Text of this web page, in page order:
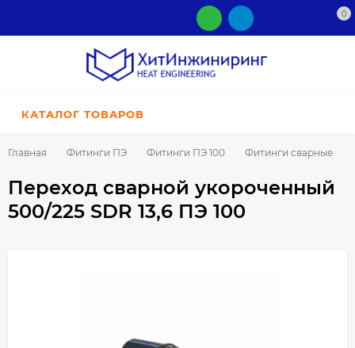
0
КАТАЛОГ ТОВАРОВ
Главная Фитинги ПЭ Фитинги ПЭ 100 Фитинги сварные
Переход сварной укороченный
500/225 SDR 13,6 ПЭ 100